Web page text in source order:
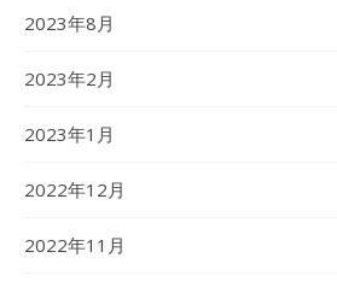
2023年8月
2023年2月
2023年1月
2022年12月
2022年11月